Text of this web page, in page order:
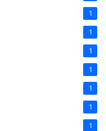
1
1
1
1
1
1
1